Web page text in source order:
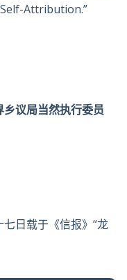
Attribution.”
议局当然执行委员
七日载于《信报》“龙